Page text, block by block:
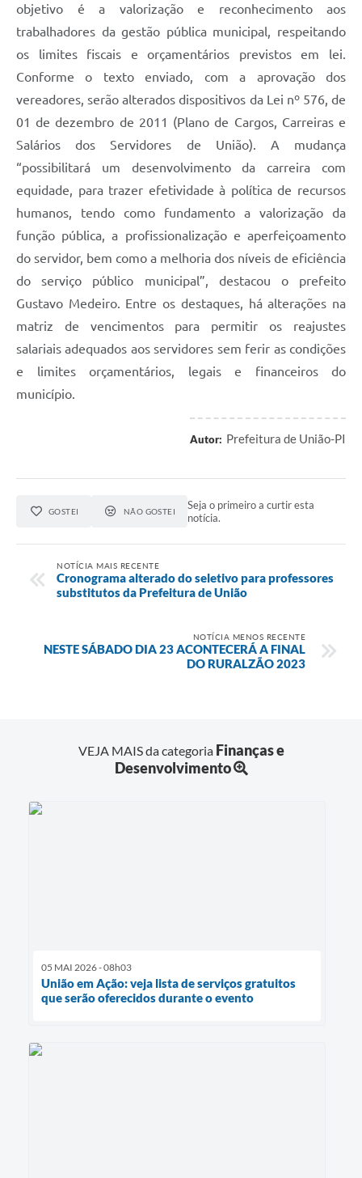
objetivo é a valorização e reconhecimento aos
trabalhadores da gestão pública municipal, respeitando
os limites fiscais e orçamentários previstos em lei.
Conforme o texto enviado, com a aprovação dos
vereadores, serão alterados dispositivos da Lei nº 576, de
01 de dezembro de 2011 (Plano de Cargos, Carreiras e
Salários dos Servidores de União). A mudança
“possibilitará um desenvolvimento da carreira com
equidade, para trazer efetividade à política de recursos
humanos, tendo como fundamento a valorização da
função pública, a profissionalização e aperfeiçoamento
do servidor, bem como a melhoria dos níveis de eficiência
do serviço público municipal”, destacou o prefeito
Gustavo Medeiro. Entre os destaques, há alterações na
matriz de vencimentos para permitir os reajustes
salariais adequados aos servidores sem ferir as condições
e limites orçamentários, legais e financeiros do
município.
Autor: Prefeitura de União-PI
GOSTEI NÃO GOSTEI
Seja o primeiro a curtir esta
notícia.
NOTÍCIA MAIS RECENTE
Cronograma alterado do seletivo para professores
substitutos da Prefeitura de União
NOTÍCIA MENOS RECENTE
NESTE SÁBADO DIA 23 ACONTECERÁ A FINAL
DO RURALZÃO 2023
VEJA MAIS da categoria Finanças e
Desenvolvimento
05 MAI 2026 - 08h03
União em Ação: veja lista de serviços gratuitos
que serão oferecidos durante o evento